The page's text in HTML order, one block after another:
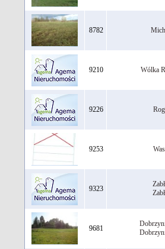
8782
9210 Wólka
9226
9253
9323
9681